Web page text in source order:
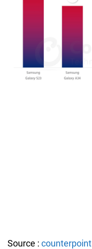
Source : counterpoint